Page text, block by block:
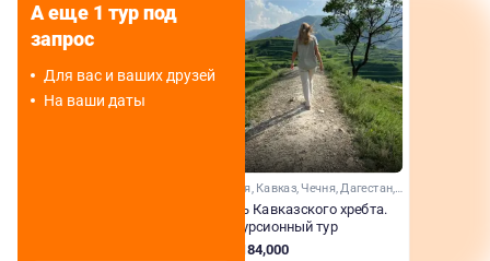
А еще 1 тур под
запрос
Для вас и ваших друзей
На ваши даты
Адыгея, Кавказ, Чечня, Дагестан, Домбай, Карачаево-Черкесия, Ингушетия, Северная Осетия, Архыз, Кабардино-Балкария, Ставропольский край, Краснодарский край
Вдоль Кавказского хребта.
Экскурсионный тур
RUB 184,000